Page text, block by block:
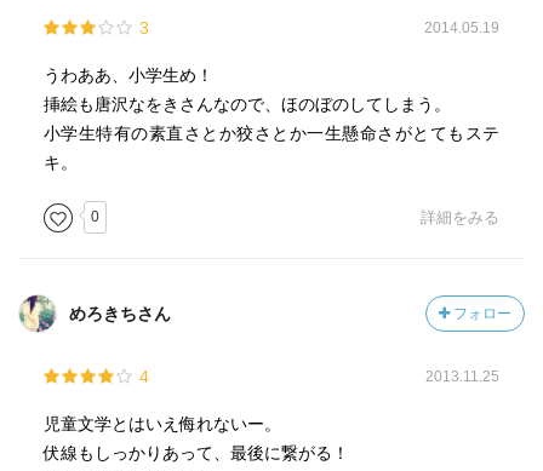
3 2014.05.19
うわああ、小学生め！
挿絵も唐沢なをきさんなので、ほのぼのしてしまう。
小学生特有の素直さとか狡さとか一生懸命さがとてもステ
キ。
0 詳細をみる
めろきちさん フォロー
4 2013.11.25
児童文学とはいえ侮れないー。
伏線もしっかりあって、最後に繋がる！